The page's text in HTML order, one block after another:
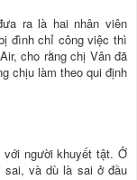
ra là hai nhân viên
đình chỉ công việc thì
cho rằng chị Vân đã
chịu làm theo qui định
người khuyết tật. Ở
sai, và dù là sai ở đầu